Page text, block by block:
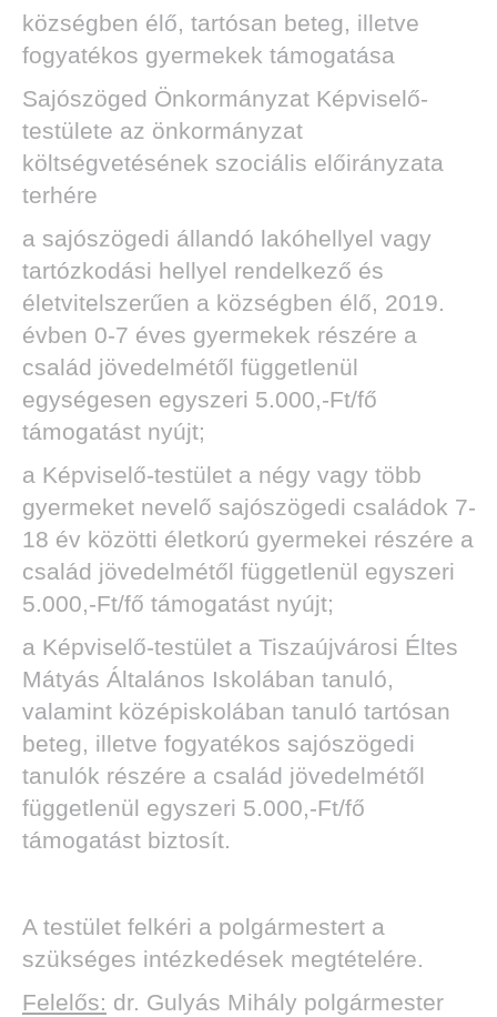
községben élő, tartósan beteg, illetve
fogyatékos gyermekek támogatása
Sajószöged Önkormányzat Képviselő-
testülete az önkormányzat
költségvetésének szociális előirányzata
terhére
a sajószögedi állandó lakóhellyel vagy
tartózkodási hellyel rendelkező és
életvitelszerűen a községben élő, 2019.
évben 0-7 éves gyermekek részére a
család jövedelmétől függetlenül
egységesen egyszeri 5.000,-Ft/fő
támogatást nyújt;
a Képviselő-testület a négy vagy több
gyermeket nevelő sajószögedi családok 7-
18 év közötti életkorú gyermekei részére a
család jövedelmétől függetlenül egyszeri
5.000,-Ft/fő támogatást nyújt;
a Képviselő-testület a Tiszaújvárosi Éltes
Mátyás Általános Iskolában tanuló,
valamint középiskolában tanuló tartósan
beteg, illetve fogyatékos sajószögedi
tanulók részére a család jövedelmétől
függetlenül egyszeri 5.000,-Ft/fő
támogatást biztosít.
A testület felkéri a polgármestert a
szükséges intézkedések megtételére.
Felelős: dr. Gulyás Mihály polgármester